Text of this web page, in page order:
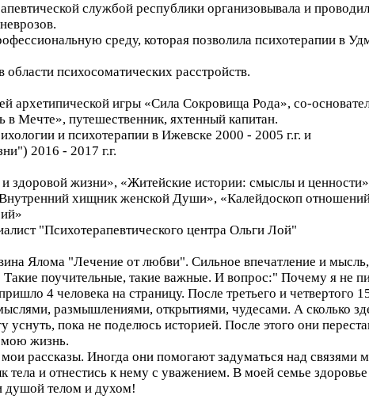
службой республики организовывала и
среду, которая позволила психотерапии в
психосоматических расстройств.
архетипической игры «Сила Сокровища Рода», со-
Мечте», путешественник, яхтенный капитан.
и психотерапии в Ижевске 2000 - 2005 г.г. и
2016 - 2017 г.г.
здоровой жизни», «Житейские истории: смыслы и
хищник женской Души», «Калейдоскоп
"Психотерапевтического центра Ольги Лой"
Ялома "Лечение от любви". Сильное впечатление и
поучительные, такие важные. И вопрос:" Почему я не
4 человека на страницу. После третьего и четвертого
размышлениями, открытиями, чудесами. А сколько
уснуть, пока не поделюсь историей. После этого они
мою жизнь.
рассказы. Иногда они помогают задуматься над связями
тела и отнестись к нему с уважением. В моей семье
душой телом и духом!